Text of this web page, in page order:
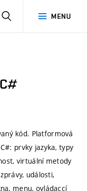
MENU
kód. Platformová
prvky jazyka, typy
virtuální metody
události,
menu, ovládaccí